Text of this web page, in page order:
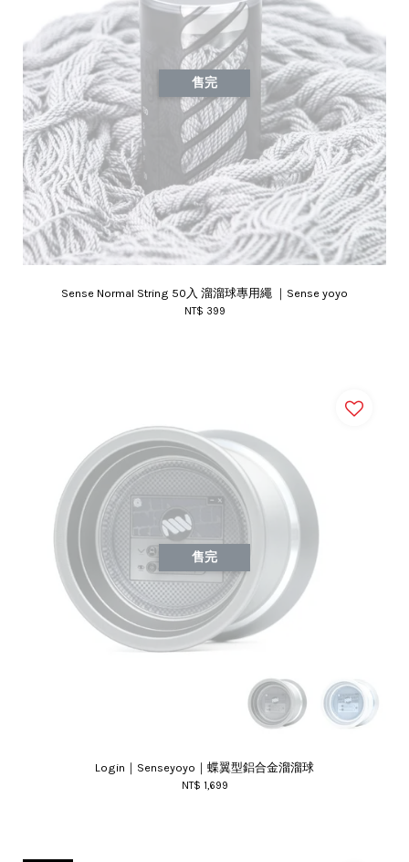
售完
Sense Normal String 50入 溜溜球專用繩 ｜Sense yoyo
NT$ 399
售完
Login｜Senseyoyo｜蝶翼型鋁合金溜溜球
NT$ 1,699